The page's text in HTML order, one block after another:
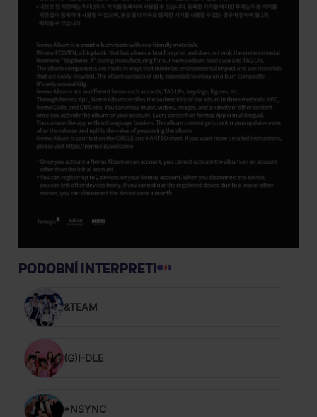
PODOBNÍ INTERPRETI
&TEAM
(G)I-DLE
*NSYNC